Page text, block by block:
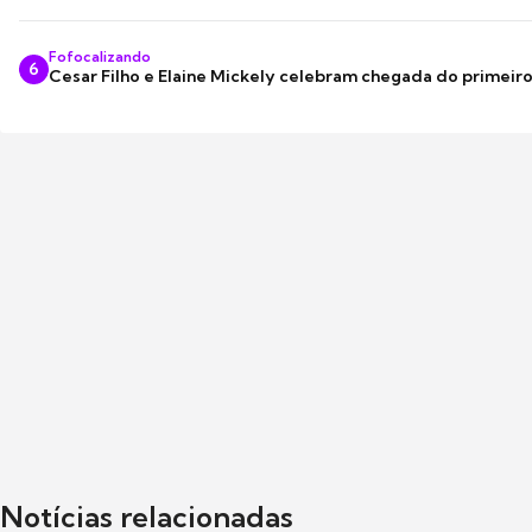
6
Fofocalizando
Cesar Filho e Elaine Mickely celebram chegada do
Notícias relacionadas